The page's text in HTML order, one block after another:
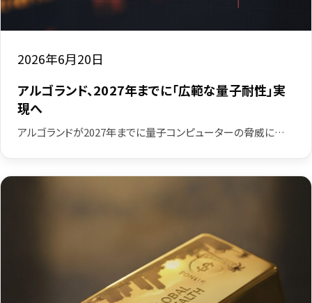
2026年6月20日
アルゴランド、2027年までに「広範な量子耐性」実
現へ
アルゴランドが2027年までに量子コンピューターの脅威に…